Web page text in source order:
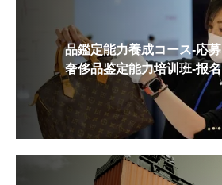
品鑑定能力養成コース-応募
奢侈品鉴定能力培训班-报名